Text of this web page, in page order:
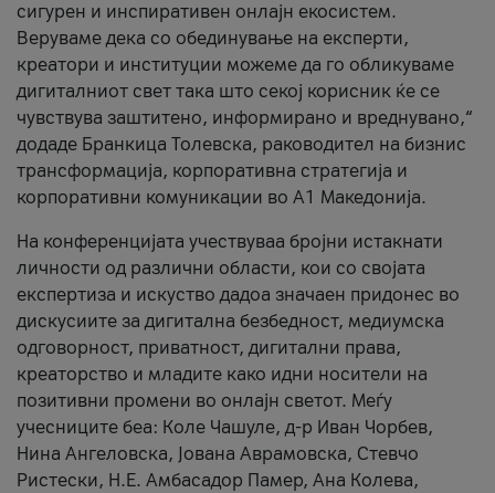
сигурен и инспиративен онлајн екосистем.
Веруваме дека со обединување на експерти,
креатори и институции можеме да го обликуваме
дигиталниот свет така што секој корисник ќе се
чувствува заштитено, информирано и вреднувано,“
додаде Бранкица Толевска, раководител на бизнис
трансформација, корпоративна стратегија и
корпоративни комуникации во А1 Македонија.
На конференцијата учествуваа бројни истакнати
личности од различни области, кои со својата
експертиза и искуство дадоа значаен придонес во
дискусиите за дигитална безбедност, медиумска
одговорност, приватност, дигитални права,
креаторство и младите како идни носители на
позитивни промени во онлајн светот. Меѓу
учесниците беа: Коле Чашуле, д-р Иван Чорбев,
Нина Ангеловска, Јована Аврамовска, Стевчо
Ристески, Н.Е. Амбасадор Памер, Ана Колева,